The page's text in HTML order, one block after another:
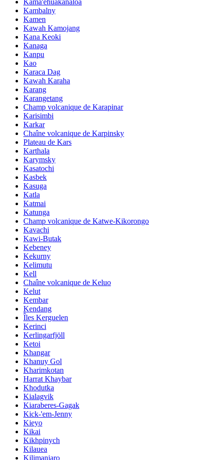
Kambalny
Kamen
Kawah Kamojang
Kana Keoki
Kanaga
Kanpu
Kao
Karaca Dag
Kawah Karaha
Karang
Karangetang
Champ volcanique de Karapinar
Karisimbi
Karkar
Chaîne volcanique de Karpinsky
Plateau de Kars
Karthala
Karymsky
Kasatochi
Kasbek
Kasuga
Katla
Katmai
Katunga
Champ volcanique de Katwe-Kikorongo
Kavachi
Kawi-Butak
Kebeney
Kekurny
Kelimutu
Kell
Chaîne volcanique de Keluo
Kelut
Kembar
Kendang
Îles Kerguelen
Kerinci
Kerlingarfjöll
Ketoi
Khangar
Khanuy Gol
Kharimkotan
Harrat Khaybar
Khodutka
Kialagvik
Kiaraberes-Gagak
Kick-'em-Jenny
Kieyo
Kikai
Kikhpinych
Kilauea
Kilimanjaro